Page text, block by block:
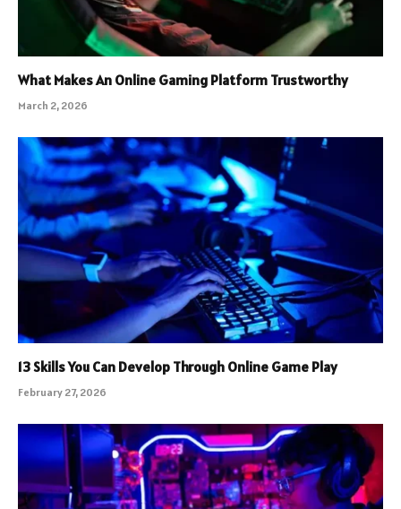
What Makes An Online Gaming Platform Trustworthy
March 2, 2026
13 Skills You Can Develop Through Online Game Play
February 27, 2026